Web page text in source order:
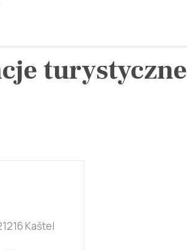
turystyczne
Kaštel